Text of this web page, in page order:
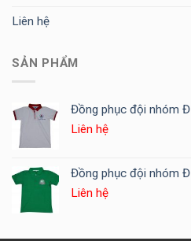
Liên hệ
SẢN PHẨM
Đồng phục đội nhóm
Liên hệ
Đồng phục đội nhóm
Liên hệ